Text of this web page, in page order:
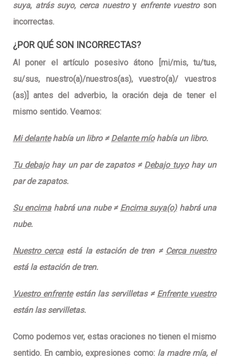
suya, atrás suyo, cerca nuestroy enfrente vuestro son
incorrectas.
¿POR QUÉ SON INCORRECTAS?
Al poner el artículo posesivo átono [mi/mis, tu/tus,
su/sus, nuestro(a)/nuestros(as), vuestro(a)/ vuestros
(as)] antes del adverbio, la oración deja de tener el
mismo sentido. Veamos:
Mi delantehabía un libro ≠ Delante míohabía un libro.
Tu debajohay un par de zapatos ≠ Debajo tuyohay un
par de zapatos.
Su encimahabrá una nube ≠ Encima suya(o)habrá una
nube.
Nuestro cercaestá la estación de tren ≠ Cerca nuestro
está la estación de tren.
Vuestro enfrenteestán las servilletas ≠ Enfrente vuestro
están las servilletas.
Como podemos ver, estas oraciones no tienen el mismo
sentido. En cambio, expresiones como: la madre mía, el